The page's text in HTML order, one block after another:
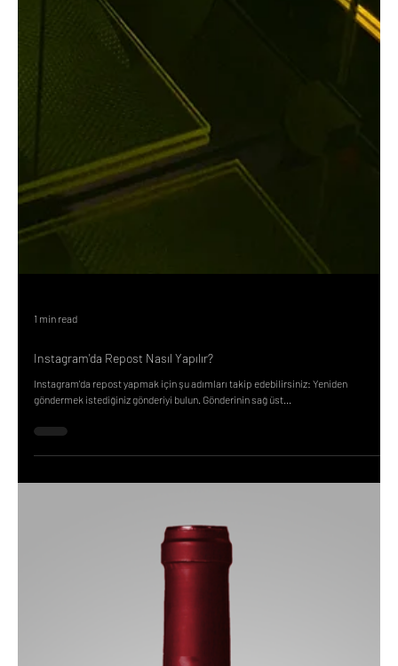
Instagram'da Repost Nasıl Yapılır?